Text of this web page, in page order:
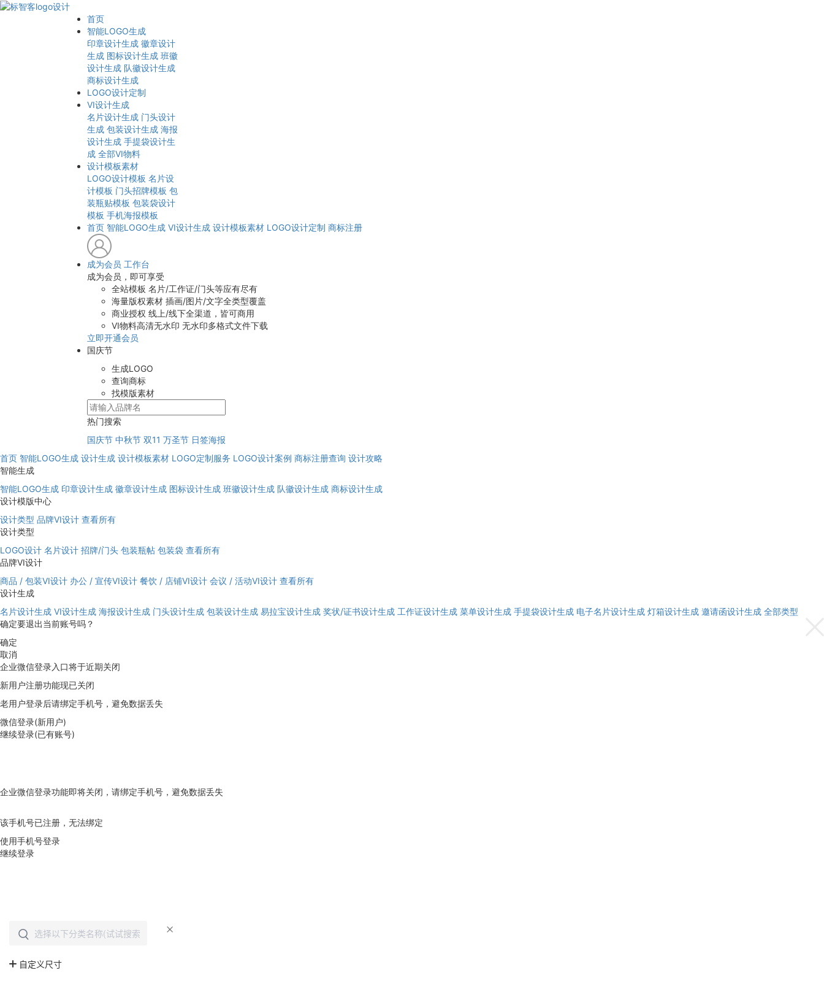
首页
智能LOGO生成
印章设计生成 徽章设计
生成 图标设计生成 班徽
设计生成 队徽设计生成
商标设计生成
LOGO设计定制
VI设计生成
名片设计生成 门头设计
生成 包装设计生成 海报
设计生成 手提袋设计生
成 全部VI物料
设计模板素材
LOGO设计模板 名片设
计模板 门头招牌模板 包
装瓶贴模板 包装袋设计
模板 手机海报模板
首页 智能LOGO生成 VI设计生成 设计模板素材 LOGO设计定制 商标注册
成为会员 工作台
成为会员，即可享受
全站模板 名片/工作证/门头等应有尽有
海量版权素材 插画/图片/文字全类型覆盖
商业授权 线上/线下全渠道，皆可商用
VI物料高清无水印 无水印多格式文件下载
立即开通会员
国庆节
生成LOGO
查询商标
找模版素材
热门搜索
国庆节 中秋节 双11 万圣节 日签海报
首页 智能LOGO生成 设计生成 设计模板素材 LOGO定制服务 LOGO设计案例 商标注册查询 设计攻略
智能生成
智能LOGO生成 印章设计生成 徽章设计生成 图标设计生成 班徽设计生成 队徽设计生成 商标设计生成
设计模版中心
设计类型 品牌VI设计 查看所有
设计类型
LOGO设计 名片设计 招牌/门头 包装瓶帖 包装袋 查看所有
品牌VI设计
商品 / 包装VI设计 办公 / 宣传VI设计 餐饮 / 店铺VI设计 会议 / 活动VI设计 查看所有
设计生成
名片设计生成 VI设计生成 海报设计生成 门头设计生成 包装设计生成 易拉宝设计生成 奖状/证书设计生成 工作证设计生成 菜单设计生成 手提袋设计生成 电子名片设计生成 灯箱设计生成 邀请函设计生成 全部类型
确定要退出当前账号吗？
确定
取消
企业微信登录入口将于近期关闭
新用户注册功能现已关闭
老用户登录后请绑定手机号，避免数据丢失
微信登录(新用户)
继续登录(已有账号)
企业微信登录功能即将关闭，请绑定手机号，避免数据丢失
该手机号已注册，无法绑定
使用手机号登录
继续登录